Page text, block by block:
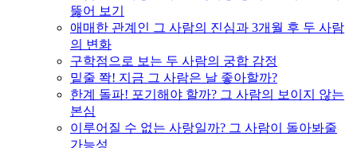
뚫어 보기
애매한 관계인 그 사람의 진심과 3개월 후 두 사람
의 변화
구학점으로 보는 두 사람의 궁합 감정
밑줄 쫙! 지금 그 사람은 날 좋아할까?
한계 돌파! 포기해야 할까? 그 사람의 보이지 않는
본심
이루어질 수 없는 사랑일까? 그 사람이 돌아봐줄
가능성